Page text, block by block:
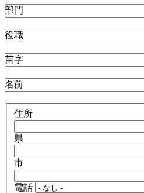
部門
役職
苗字
名前
住所
県
市
電話